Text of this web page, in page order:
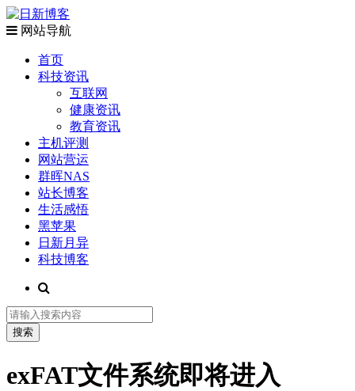
网站导航
首页
科技资讯
互联网
健康资讯
教育资讯
主机评测
网站营运
群晖NAS
站长博客
生活感悟
黑苹果
日新月异
科技博客
exFAT文件系统即将进入